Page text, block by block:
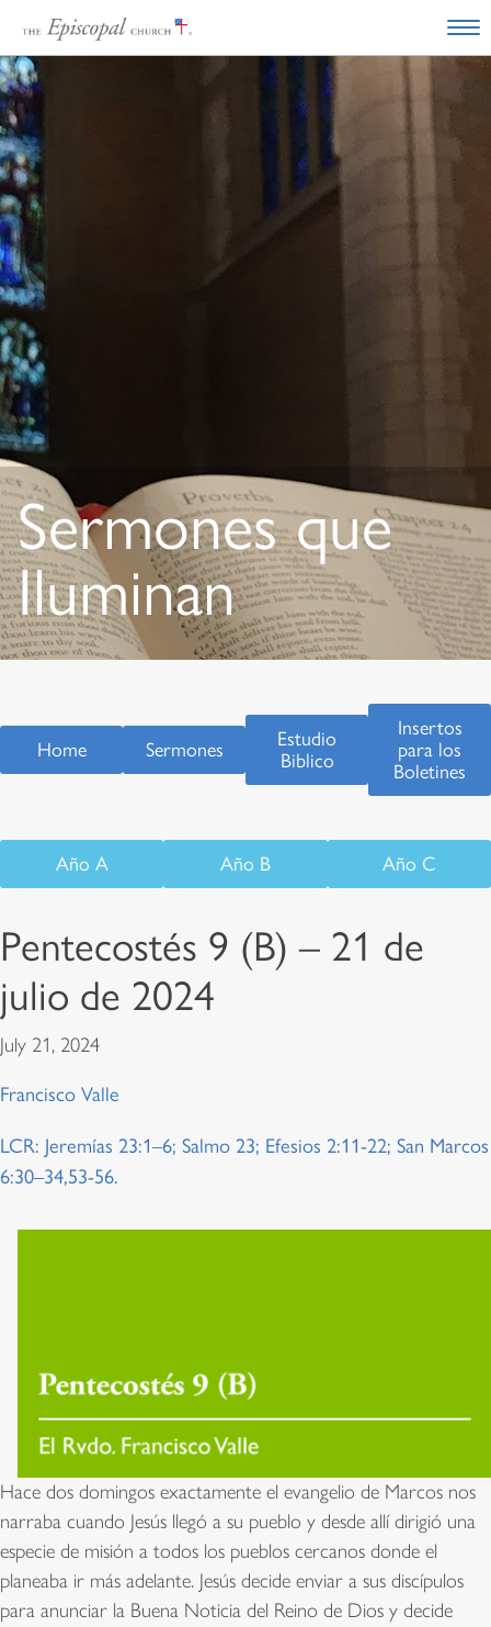
Sermones que
Iluminan
Home Sermones
Estudio
Biblico
Insertos
para los
Boletines
Año A Año B Año C
Pentecostés 9 (B) – 21 de
julio de 2024
July 21, 2024
Francisco Valle
LCR: Jeremías 23:1–6; Salmo 23; Efesios 2:11-22; San Marcos
6:30–34,53-56.
Hace dos domingos exactamente el evangelio de Marcos nos
narraba cuando Jesús llegó a su pueblo y desde allí dirigió una
especie de misión a todos los pueblos cercanos donde el
planeaba ir más adelante. Jesús decide enviar a sus discípulos
para anunciar la Buena Noticia del Reino de Dios y decide